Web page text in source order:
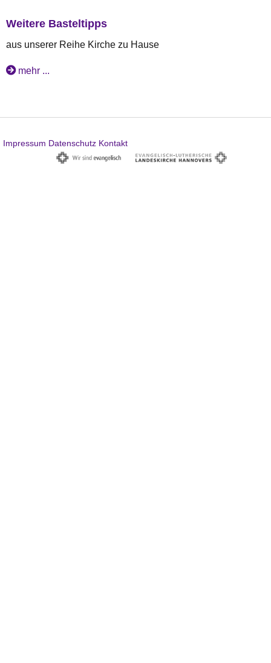
Weitere Basteltipps
aus unserer Reihe Kirche zu Hause
mehr ...
Impressum Datenschutz Kontakt